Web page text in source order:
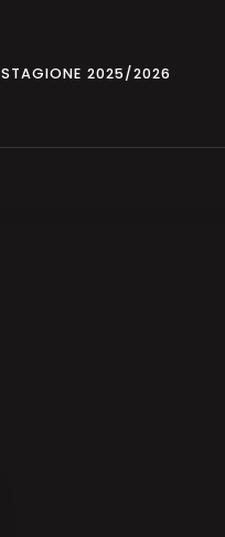
STAGIONE 2025/2026